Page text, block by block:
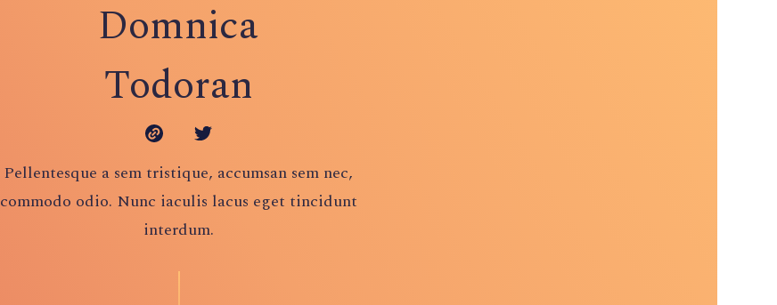
Domnica
Todoran
Pellentesque a sem tristique, accumsan sem nec,
commodo odio. Nunc iaculis lacus eget tincidunt
interdum.